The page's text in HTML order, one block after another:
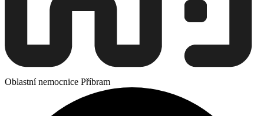
Oblastní nemocnice Příbram